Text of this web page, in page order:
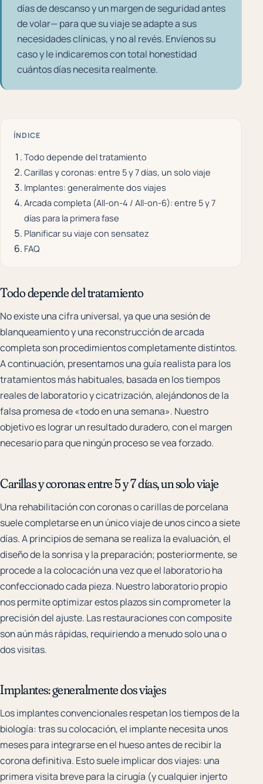
días de descanso y un margen de seguridad antes
de volar— para que su viaje se adapte a sus
necesidades clínicas, y no al revés. Envíenos su
caso y le indicaremos con total honestidad
cuántos días necesita realmente.
ÍNDICE
Todo depende del tratamiento
Carillas y coronas: entre 5 y 7 días, un solo viaje
Implantes: generalmente dos viajes
Arcada completa (All-on-4 / All-on-6): entre 5 y 7
días para la primera fase
Planificar su viaje con sensatez
FAQ
Todo depende del tratamiento
No existe una cifra universal, ya que una sesión de
blanqueamiento y una reconstrucción de arcada
completa son procedimientos completamente distintos.
A continuación, presentamos una guía realista para los
tratamientos más habituales, basada en los tiempos
reales de laboratorio y cicatrización, alejándonos de la
falsa promesa de «todo en una semana». Nuestro
objetivo es lograr un resultado duradero, con el margen
necesario para que ningún proceso se vea forzado.
Carillas y coronas: entre 5 y 7 días, un solo viaje
Una rehabilitación con coronas o carillas de porcelana
suele completarse en un único viaje de unos cinco a siete
días. A principios de semana se realiza la evaluación, el
diseño de la sonrisa y la preparación; posteriormente, se
procede a la colocación una vez que el laboratorio ha
confeccionado cada pieza. Nuestro laboratorio propio
nos permite optimizar estos plazos sin comprometer la
precisión del ajuste. Las restauraciones con composite
son aún más rápidas, requiriendo a menudo solo una o
dos visitas.
Implantes: generalmente dos viajes
Los implantes convencionales respetan los tiempos de la
biología: tras su colocación, el implante necesita unos
meses para integrarse en el hueso antes de recibir la
corona definitiva. Esto suele implicar dos viajes: una
primera visita breve para la cirugía (y cualquier injerto